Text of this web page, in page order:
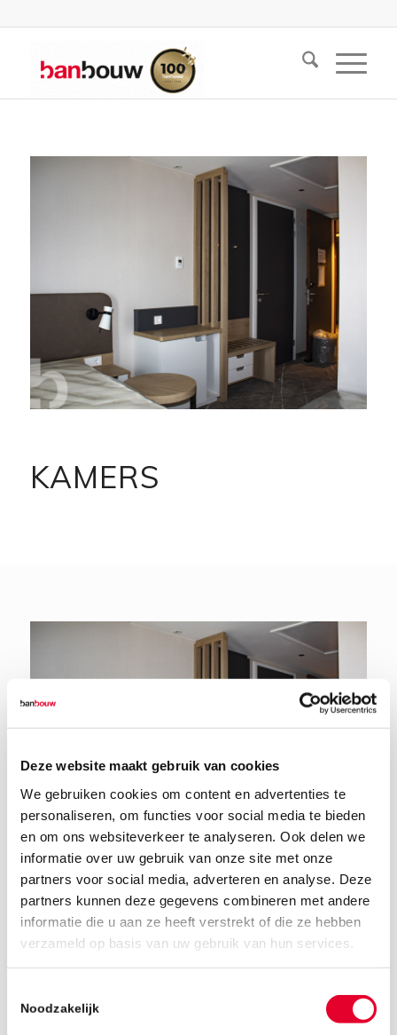
Deze website maakt gebruik van cookies
We gebruiken cookies om content en advertenties te
personaliseren, om functies voor social media te bieden
en om ons websiteverkeer te analyseren. Ook delen we
informatie over uw gebruik van onze site met onze
partners voor social media, adverteren en analyse. Deze
partners kunnen deze gegevens combineren met andere
informatie die u aan ze heeft verstrekt of die ze hebben
verzameld op basis van uw gebruik van hun services.
Noodzakelijk
KAMERS
4 september 2019